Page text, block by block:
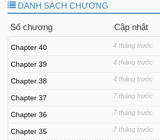
DANH SÁCH CHƯƠNG
Số chương Cập nhật
Chapter 40 4 tháng trước
Chapter 39 4 tháng trước
Chapter 38 4 tháng trước
Chapter 37 7 tháng trước
Chapter 36 7 tháng trước
Chapter 35 7 tháng trước